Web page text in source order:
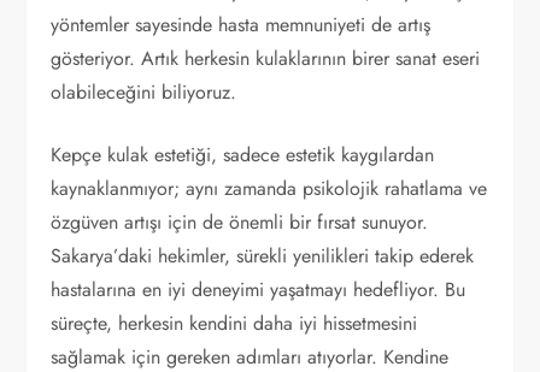
yöntemler sayesinde hasta memnuniyeti de artış
gösteriyor. Artık herkesin kulaklarının birer sanat eseri
olabileceğini biliyoruz.
Kepçe kulak estetiği, sadece estetik kaygılardan
kaynaklanmıyor; aynı zamanda psikolojik rahatlama ve
özgüven artışı için de önemli bir fırsat sunuyor.
Sakarya’daki hekimler, sürekli yenilikleri takip ederek
hastalarına en iyi deneyimi yaşatmayı hedefliyor. Bu
süreçte, herkesin kendini daha iyi hissetmesini
sağlamak için gereken adımları atıyorlar. Kendine